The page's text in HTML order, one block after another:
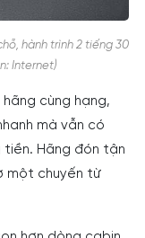
hành trình 2 tiếng 30
Internet)
cùng hạng,
mà vẫn có
tiền. Hãng đón tận
một chuyến từ